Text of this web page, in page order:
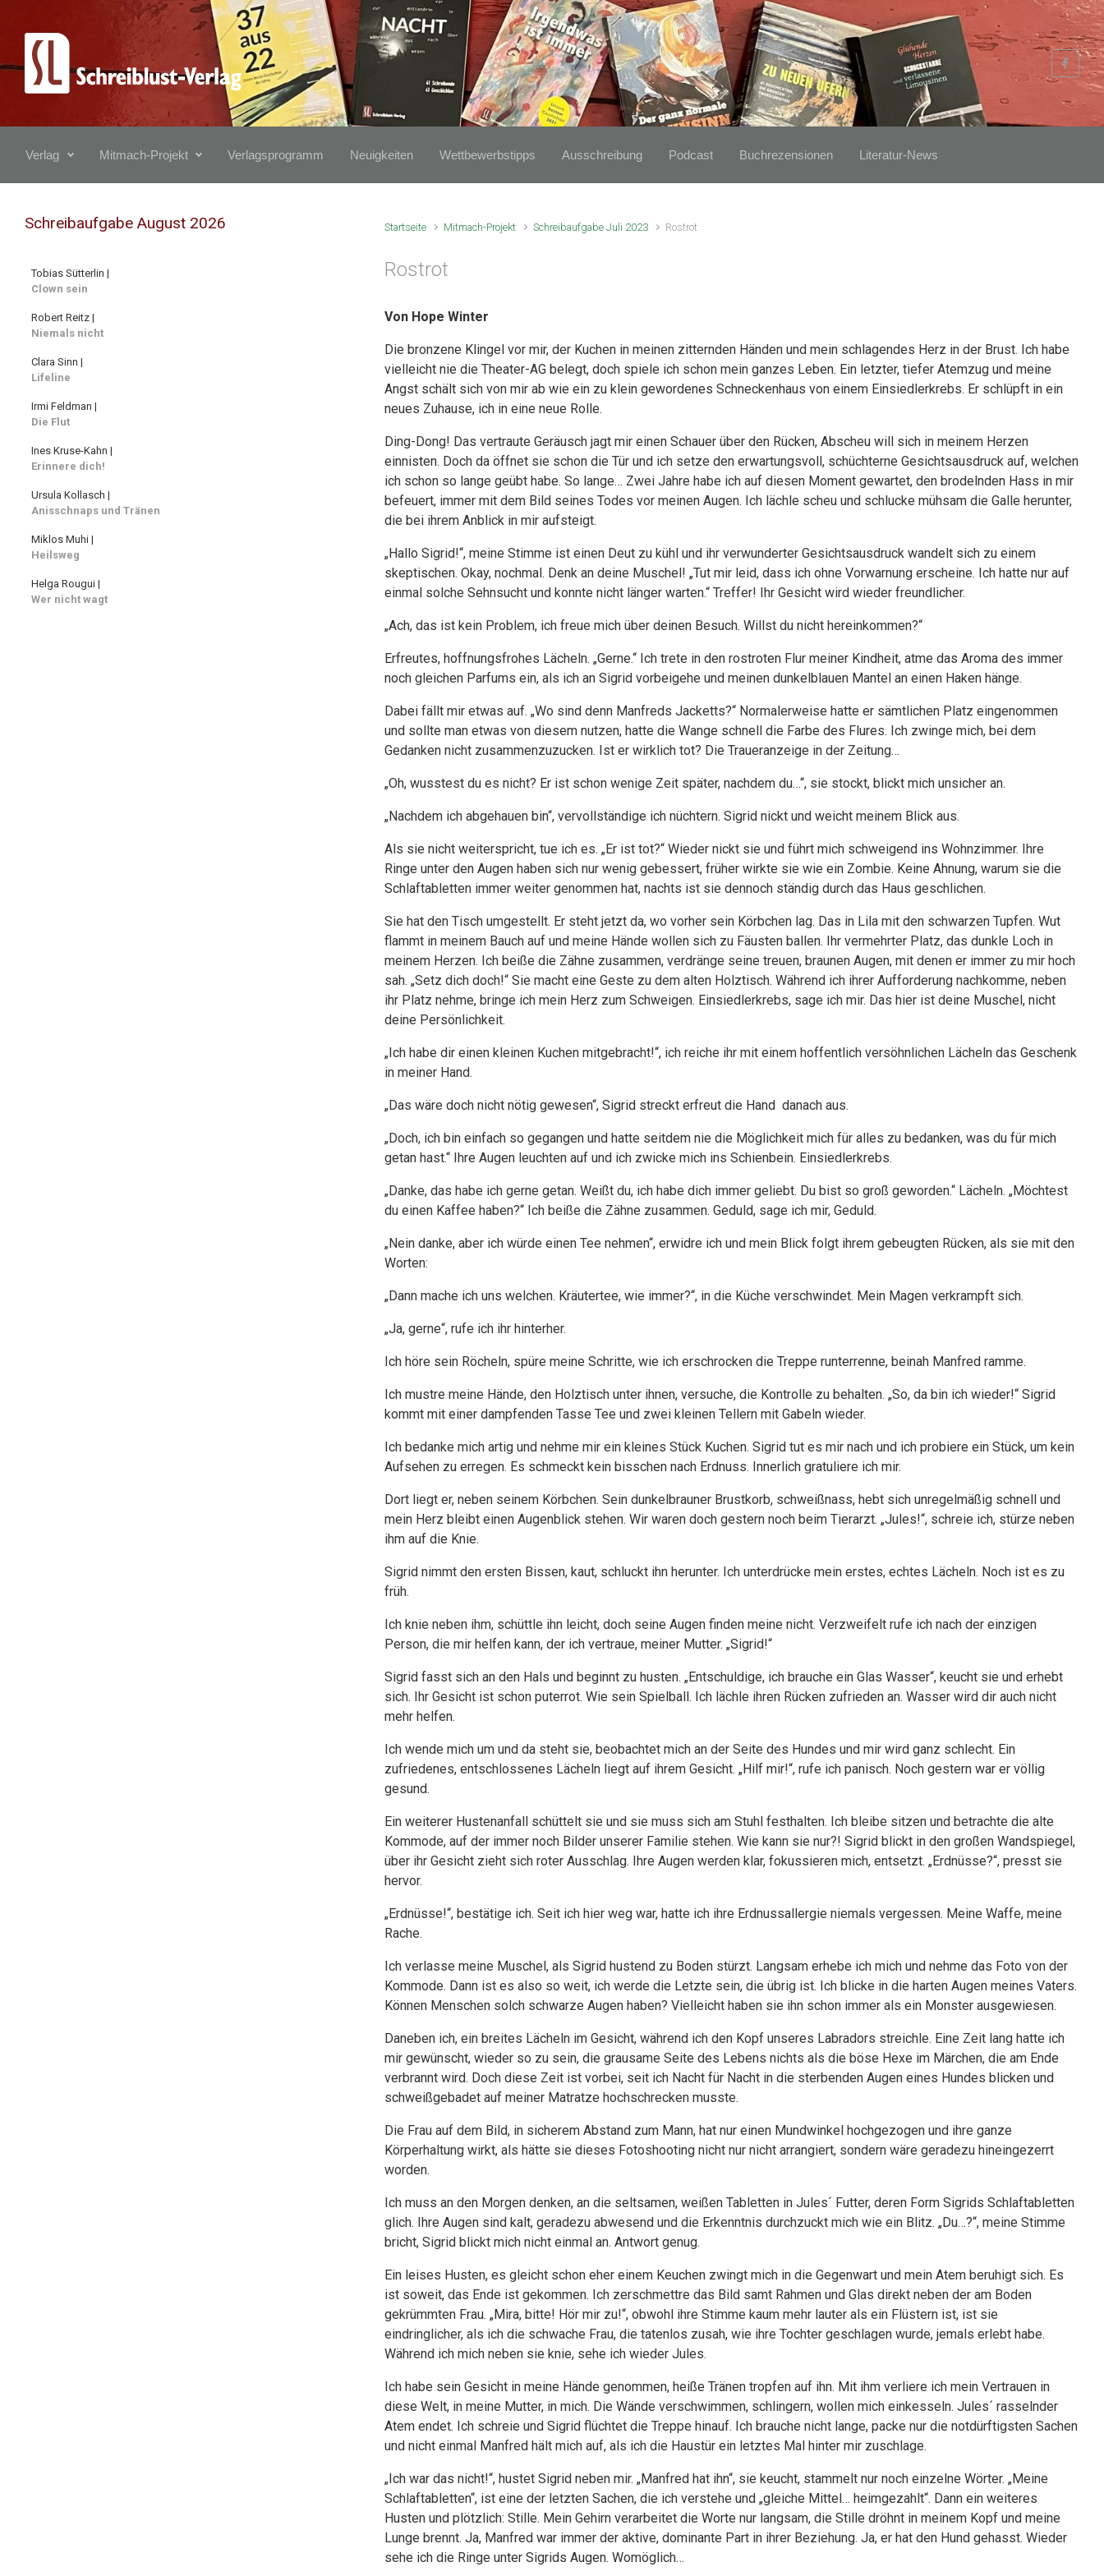
Zum Hauptinhalt springen
Verlag Mitmach-Projekt Verlagsprogramm Neuigkeiten Wettbewerbstipps Ausschreibung Podcast Buchrezensionen Literatur-News
Startseite Mitmach-Projekt Schreibaufgabe Juli 2023 Rostrot
Rostrot
Von Hope Winter
Die bronzene Klingel vor mir, der Kuchen in meinen zitternden Händen und mein schlagendes Herz in der Brust. Ich habe
vielleicht nie die Theater-AG belegt, doch spiele ich schon mein ganzes Leben. Ein letzter, tiefer Atemzug und meine
Angst schält sich von mir ab wie ein zu klein gewordenes Schneckenhaus von einem Einsiedlerkrebs. Er schlüpft in ein
neues Zuhause, ich in eine neue Rolle.
Ding-Dong! Das vertraute Geräusch jagt mir einen Schauer über den Rücken, Abscheu will sich in meinem Herzen
einnisten. Doch da öffnet sie schon die Tür und ich setze den erwartungsvoll, schüchterne Gesichtsausdruck auf, welchen
ich schon so lange geübt habe. So lange… Zwei Jahre habe ich auf diesen Moment gewartet, den brodelnden Hass in mir
befeuert, immer mit dem Bild seines Todes vor meinen Augen. Ich lächle scheu und schlucke mühsam die Galle herunter,
die bei ihrem Anblick in mir aufsteigt.
„Hallo Sigrid!“, meine Stimme ist einen Deut zu kühl und ihr verwunderter Gesichtsausdruck wandelt sich zu einem
skeptischen. Okay, nochmal. Denk an deine Muschel! „Tut mir leid, dass ich ohne Vorwarnung erscheine. Ich hatte nur auf
einmal solche Sehnsucht und konnte nicht länger warten.“ Treffer! Ihr Gesicht wird wieder freundlicher.
„Ach, das ist kein Problem, ich freue mich über deinen Besuch. Willst du nicht hereinkommen?“
Erfreutes, hoffnungsfrohes Lächeln. „Gerne.“ Ich trete in den rostroten Flur meiner Kindheit, atme das Aroma des immer
noch gleichen Parfums ein, als ich an Sigrid vorbeigehe und meinen dunkelblauen Mantel an einen Haken hänge.
Dabei fällt mir etwas auf. „Wo sind denn Manfreds Jacketts?“ Normalerweise hatte er sämtlichen Platz eingenommen
und sollte man etwas von diesem nutzen, hatte die Wange schnell die Farbe des Flures. Ich zwinge mich, bei dem
Gedanken nicht zusammenzuzucken. Ist er wirklich tot? Die Traueranzeige in der Zeitung…
„Oh, wusstest du es nicht? Er ist schon wenige Zeit später, nachdem du…“, sie stockt, blickt mich unsicher an.
„Nachdem ich abgehauen bin“, vervollständige ich nüchtern. Sigrid nickt und weicht meinem Blick aus.
Als sie nicht weiterspricht, tue ich es. „Er ist tot?“ Wieder nickt sie und führt mich schweigend ins Wohnzimmer. Ihre
Ringe unter den Augen haben sich nur wenig gebessert, früher wirkte sie wie ein Zombie. Keine Ahnung, warum sie die
Schlaftabletten immer weiter genommen hat, nachts ist sie dennoch ständig durch das Haus geschlichen.
Sie hat den Tisch umgestellt. Er steht jetzt da, wo vorher sein Körbchen lag. Das in Lila mit den schwarzen Tupfen. Wut
flammt in meinem Bauch auf und meine Hände wollen sich zu Fäusten ballen. Ihr vermehrter Platz, das dunkle Loch in
meinem Herzen. Ich beiße die Zähne zusammen, verdränge seine treuen, braunen Augen, mit denen er immer zu mir hoch
sah. „Setz dich doch!“ Sie macht eine Geste zu dem alten Holztisch. Während ich ihrer Aufforderung nachkomme, neben
ihr Platz nehme, bringe ich mein Herz zum Schweigen. Einsiedlerkrebs, sage ich mir. Das hier ist deine Muschel, nicht
deine Persönlichkeit.
„Ich habe dir einen kleinen Kuchen mitgebracht!“, ich reiche ihr mit einem hoffentlich versöhnlichen Lächeln das Geschenk
in meiner Hand.
„Das wäre doch nicht nötig gewesen“, Sigrid streckt erfreut die Hand danach aus.
„Doch, ich bin einfach so gegangen und hatte seitdem nie die Möglichkeit mich für alles zu bedanken, was du für mich
getan hast.“ Ihre Augen leuchten auf und ich zwicke mich ins Schienbein. Einsiedlerkrebs.
„Danke, das habe ich gerne getan. Weißt du, ich habe dich immer geliebt. Du bist so groß geworden.“ Lächeln. „Möchtest
du einen Kaffee haben?“ Ich beiße die Zähne zusammen. Geduld, sage ich mir, Geduld.
„Nein danke, aber ich würde einen Tee nehmen“, erwidre ich und mein Blick folgt ihrem gebeugten Rücken, als sie mit den
Worten:
„Dann mache ich uns welchen. Kräutertee, wie immer?“, in die Küche verschwindet. Mein Magen verkrampft sich.
„Ja, gerne“, rufe ich ihr hinterher.
Ich höre sein Röcheln, spüre meine Schritte, wie ich erschrocken die Treppe runterrenne, beinah Manfred ramme.
Ich mustre meine Hände, den Holztisch unter ihnen, versuche, die Kontrolle zu behalten. „So, da bin ich wieder!“ Sigrid
kommt mit einer dampfenden Tasse Tee und zwei kleinen Tellern mit Gabeln wieder.
Ich bedanke mich artig und nehme mir ein kleines Stück Kuchen. Sigrid tut es mir nach und ich probiere ein Stück, um kein
Aufsehen zu erregen. Es schmeckt kein bisschen nach Erdnuss. Innerlich gratuliere ich mir.
Dort liegt er, neben seinem Körbchen. Sein dunkelbrauner Brustkorb, schweißnass, hebt sich unregelmäßig schnell und
mein Herz bleibt einen Augenblick stehen. Wir waren doch gestern noch beim Tierarzt. „Jules!“, schreie ich, stürze neben
ihm auf die Knie.
Sigrid nimmt den ersten Bissen, kaut, schluckt ihn herunter. Ich unterdrücke mein erstes, echtes Lächeln. Noch ist es zu
früh.
Ich knie neben ihm, schüttle ihn leicht, doch seine Augen finden meine nicht. Verzweifelt rufe ich nach der einzigen
Person, die mir helfen kann, der ich vertraue, meiner Mutter. „Sigrid!“
Sigrid fasst sich an den Hals und beginnt zu husten. „Entschuldige, ich brauche ein Glas Wasser“, keucht sie und erhebt
sich. Ihr Gesicht ist schon puterrot. Wie sein Spielball. Ich lächle ihren Rücken zufrieden an. Wasser wird dir auch nicht
mehr helfen.
Ich wende mich um und da steht sie, beobachtet mich an der Seite des Hundes und mir wird ganz schlecht. Ein
zufriedenes, entschlossenes Lächeln liegt auf ihrem Gesicht. „Hilf mir!“, rufe ich panisch. Noch gestern war er völlig
gesund.
Ein weiterer Hustenanfall schüttelt sie und sie muss sich am Stuhl festhalten. Ich bleibe sitzen und betrachte die alte
Kommode, auf der immer noch Bilder unserer Familie stehen. Wie kann sie nur?! Sigrid blickt in den großen Wandspiegel,
über ihr Gesicht zieht sich roter Ausschlag. Ihre Augen werden klar, fokussieren mich, entsetzt. „Erdnüsse?“, presst sie
hervor.
„Erdnüsse!“, bestätige ich. Seit ich hier weg war, hatte ich ihre Erdnussallergie niemals vergessen. Meine Waffe, meine
Rache.
Ich verlasse meine Muschel, als Sigrid hustend zu Boden stürzt. Langsam erhebe ich mich und nehme das Foto von der
Kommode. Dann ist es also so weit, ich werde die Letzte sein, die übrig ist. Ich blicke in die harten Augen meines Vaters.
Können Menschen solch schwarze Augen haben? Vielleicht haben sie ihn schon immer als ein Monster ausgewiesen.
Daneben ich, ein breites Lächeln im Gesicht, während ich den Kopf unseres Labradors streichle. Eine Zeit lang hatte ich
mir gewünscht, wieder so zu sein, die grausame Seite des Lebens nichts als die böse Hexe im Märchen, die am Ende
verbrannt wird. Doch diese Zeit ist vorbei, seit ich Nacht für Nacht in die sterbenden Augen eines Hundes blicken und
schweißgebadet auf meiner Matratze hochschrecken musste.
Die Frau auf dem Bild, in sicherem Abstand zum Mann, hat nur einen Mundwinkel hochgezogen und ihre ganze
Körperhaltung wirkt, als hätte sie dieses Fotoshooting nicht nur nicht arrangiert, sondern wäre geradezu hineingezerrt
worden.
Ich muss an den Morgen denken, an die seltsamen, weißen Tabletten in Jules´ Futter, deren Form Sigrids Schlaftabletten
glich. Ihre Augen sind kalt, geradezu abwesend und die Erkenntnis durchzuckt mich wie ein Blitz. „Du…?“, meine Stimme
bricht, Sigrid blickt mich nicht einmal an. Antwort genug.
Ein leises Husten, es gleicht schon eher einem Keuchen zwingt mich in die Gegenwart und mein Atem beruhigt sich. Es
ist soweit, das Ende ist gekommen. Ich zerschmettre das Bild samt Rahmen und Glas direkt neben der am Boden
gekrümmten Frau. „Mira, bitte! Hör mir zu!“, obwohl ihre Stimme kaum mehr lauter als ein Flüstern ist, ist sie
eindringlicher, als ich die schwache Frau, die tatenlos zusah, wie ihre Tochter geschlagen wurde, jemals erlebt habe.
Während ich mich neben sie knie, sehe ich wieder Jules.
Ich habe sein Gesicht in meine Hände genommen, heiße Tränen tropfen auf ihn. Mit ihm verliere ich mein Vertrauen in
diese Welt, in meine Mutter, in mich. Die Wände verschwimmen, schlingern, wollen mich einkesseln. Jules´ rasselnder
Atem endet. Ich schreie und Sigrid flüchtet die Treppe hinauf. Ich brauche nicht lange, packe nur die notdürftigsten Sachen
und nicht einmal Manfred hält mich auf, als ich die Haustür ein letztes Mal hinter mir zuschlage.
„Ich war das nicht!“, hustet Sigrid neben mir. „Manfred hat ihn“, sie keucht, stammelt nur noch einzelne Wörter. „Meine
Schlaftabletten“, ist eine der letzten Sachen, die ich verstehe und „gleiche Mittel… heimgezahlt“. Dann ein weiteres
Husten und plötzlich: Stille. Mein Gehirn verarbeitet die Worte nur langsam, die Stille dröhnt in meinem Kopf und meine
Lunge brennt. Ja, Manfred war immer der aktive, dominante Part in ihrer Beziehung. Ja, er hat den Hund gehasst. Wieder
sehe ich die Ringe unter Sigrids Augen. Womöglich…
Schreibaufgabe August 2026
Tobias Sütterlin |
Clown sein
Robert Reitz |
Niemals nicht
Clara Sinn |
Lifeline
Irmi Feldman |
Die Flut
Ines Kruse-Kahn |
Erinnere dich!
Ursula Kollasch |
Anisschnaps und Tränen
Miklos Muhi |
Heilsweg
Helga Rougui |
Wer nicht wagt